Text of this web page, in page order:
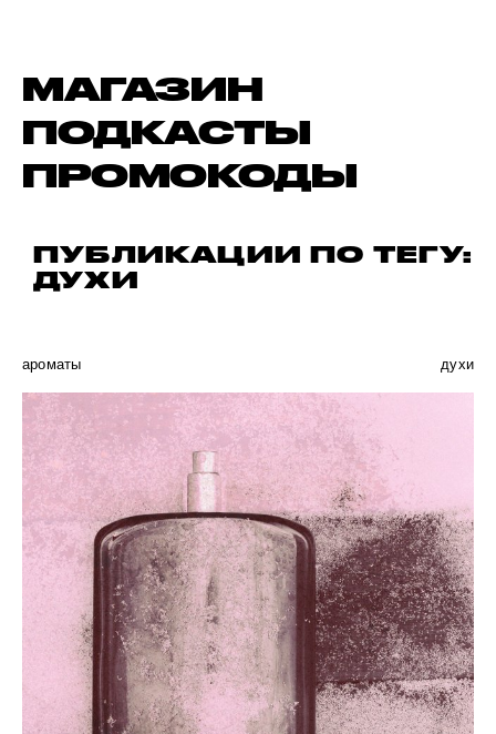
МАГАЗИН
ПОДКАСТЫ
ПРОМОКОДЫ
ПУБЛИКАЦИИ ПО ТЕГУ:
ДУХИ
ароматы духи